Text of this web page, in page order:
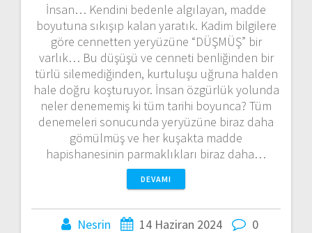
İnsan… Kendini bedenle algılayan, madde
boyutuna sıkışıp kalan yaratık. Kadim bilgilere
göre cennetten yeryüzüne “DÜŞMÜŞ” bir
varlık… Bu düşüşü ve cenneti benliğinden bir
türlü silemediğinden, kurtuluşu uğruna halden
hale doğru koşturuyor. İnsan özgürlük yolunda
neler denememiş ki tüm tarihi boyunca? Tüm
denemeleri sonucunda yeryüzüne biraz daha
gömülmüş ve her kuşakta madde
hapishanesinin parmaklıkları biraz daha…
DEVAMI
Nesrin 14 Haziran 2024 0